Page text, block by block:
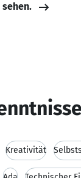
sehen.
Kreativität